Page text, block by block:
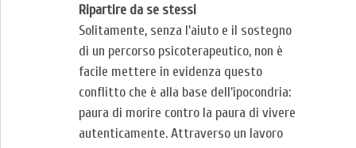
Ripartire da se stessi
Solitamente, senza l’aiuto e il sostegno
di un percorso psicoterapeutico, non è
facile mettere in evidenza questo
conflitto che è alla base dell’ipocondria:
paura di morire contro la paura di vivere
autenticamente. Attraverso un lavoro